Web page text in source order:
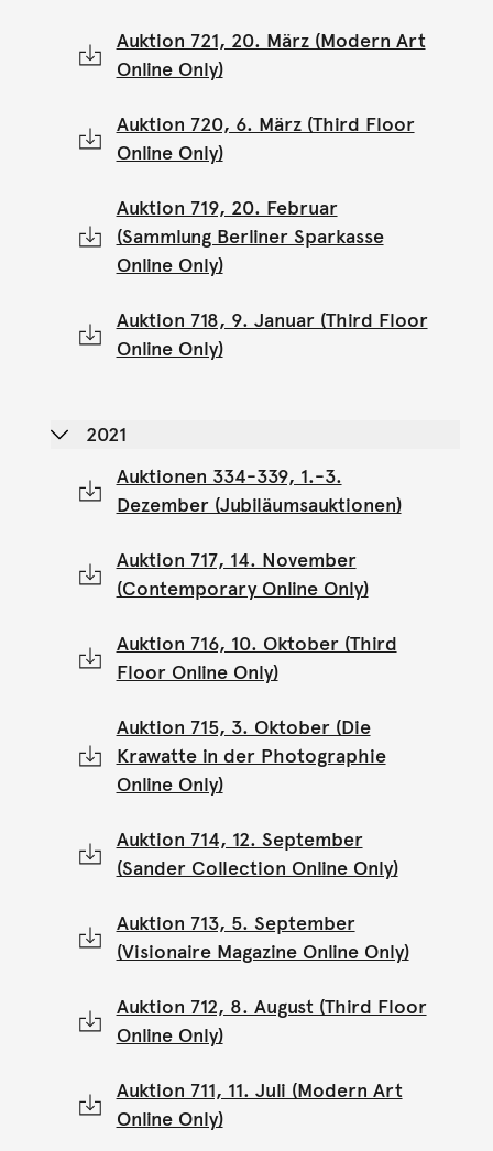
Auktion 721, 20. März (Modern Art
Online Only)
Auktion 720, 6. März (Third Floor
Online Only)
Auktion 719, 20. Februar
(Sammlung Berliner Sparkasse
Online Only)
Auktion 718, 9. Januar (Third Floor
Online Only)
2021
Auktionen 334-339, 1.-3.
Dezember (Jubiläumsauktionen)
Auktion 717, 14. November
(Contemporary Online Only)
Auktion 716, 10. Oktober (Third
Floor Online Only)
Auktion 715, 3. Oktober (Die
Krawatte in der Photographie
Online Only)
Auktion 714, 12. September
(Sander Collection Online Only)
Auktion 713, 5. September
(Visionaire Magazine Online Only)
Auktion 712, 8. August (Third Floor
Online Only)
Auktion 711, 11. Juli (Modern Art
Online Only)